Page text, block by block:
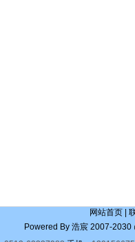
网站首页|
Powered By 浩宸 2007-2030